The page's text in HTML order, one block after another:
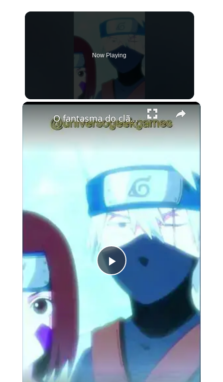
Now Playing
×
Play
Video
O fantasma do clã Uchiha Dublado - Naruto Shippuden Storm 4 #games #narutoshippuden #naruto